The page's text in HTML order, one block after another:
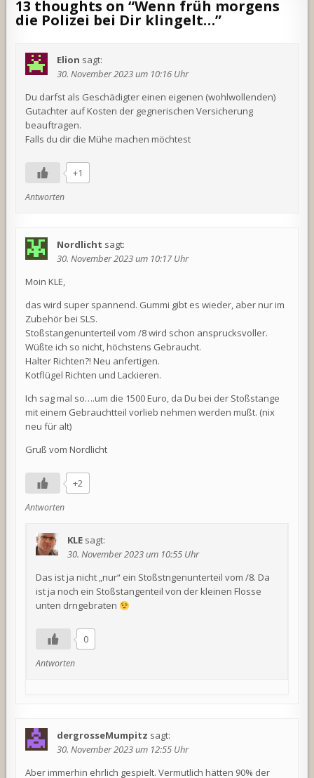
13 thoughts on “Wenn früh morgens
die Polizei bei Dir klingelt…”
Elion sagt:
30. November 2023 um 10:16 Uhr
Du darfst als Geschädigter einen eigenen (wohlwollenden)
Gutachter auf Kosten der gegnerischen Versicherung
beauftragen.
Falls du dir die Mühe machen möchtest
+1
Antworten
Nordlicht sagt:
30. November 2023 um 10:17 Uhr
Moin KLE,
das wird super spannend. Gummi gibt es wieder, aber nur im
Zubehör bei SLS.
Stoßstangenunterteil vom /8 wird schon ansprucksvoller.
Wüßte ich so nicht, höchstens Gebraucht.
Halter Richten?! Neu anfertigen.
Kotflügel Richten und Lackieren.
Ich sag mal so….um die 1500 Euro, da Du bei der Stoßstange
mit einem Gebrauchtteil vorlieb nehmen werden mußt. (nix
neu für alt)
Gruß vom Nordlicht
+2
Antworten
KLE sagt:
30. November 2023 um 10:55 Uhr
Das ist ja nicht „nur“ ein Stoßstngenunterteil vom /8. Da
ist ja noch ein Stoßstangenteil von der kleinen Flosse
unten drngebraten
0
Antworten
dergrosseMumpitz sagt:
30. November 2023 um 12:55 Uhr
Aber immerhin ehrlich gespielt. Vermutlich hätten 90% der